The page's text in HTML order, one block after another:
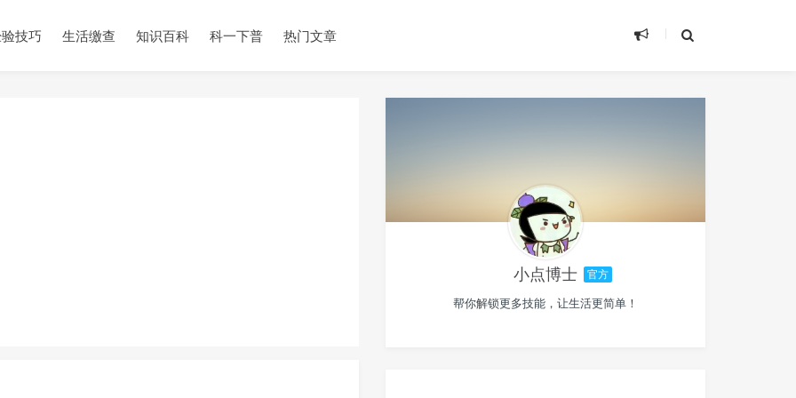
技巧 生活缴查 知识百科 科一下普 热门文章
小点博士 官方
帮你解锁更多技能，让生活更简单！